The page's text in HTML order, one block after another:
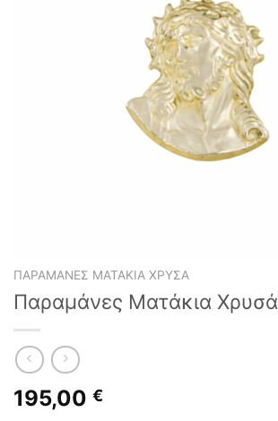
ΠΑΡΑΜΆΝΕΣ ΜΑΤΆΚΙΑ ΧΡΥΣΆ
Παραμάνες Ματάκια Χρυσά
195,00 €